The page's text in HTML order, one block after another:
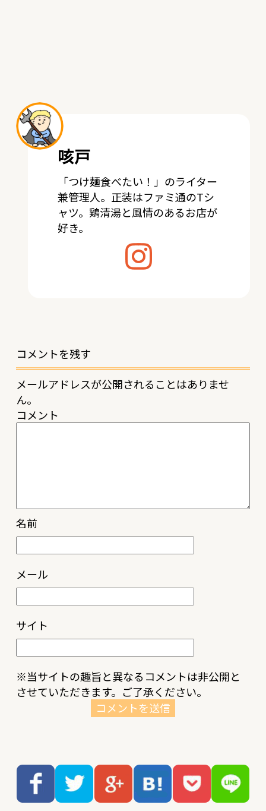
咳戸
「つけ麺食べたい！」のライター
兼管理人。正装はファミ通のTシ
ャツ。鶏清湯と風情のあるお店が
好き。
コメントを残す
メールアドレスが公開されることはありませ
ん。
コメント
名前
メール
サイト
※当サイトの趣旨と異なるコメントは非公開と
させていただきます。ご了承ください。